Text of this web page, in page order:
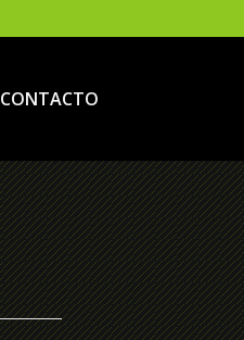
CONTACTO